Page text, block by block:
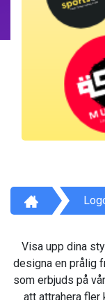
Visa upp dina
designa en prålig
som erbjuds på
att attrahera fler